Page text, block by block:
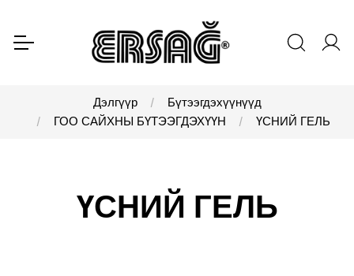
Дэлгүүр
Бүтээгдэхүүнүүд
ГОО САЙХНЫ БҮТЭЭГДЭХҮҮН
ҮСНИЙ ГЕЛЬ
ҮСНИЙ ГЕЛЬ